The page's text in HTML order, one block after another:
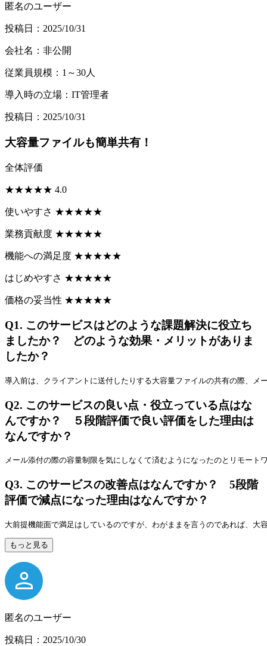
匿名のユーザー
投稿日：2025/10/31
会社名：非公開
従業員規模：1～30人
導入時の立場：IT管理者
投稿日：2025/10/31
大容量ファイルも簡単共有！
全体評価
★★★★★ 4.0
使いやすさ ★★★★★
業務貢献度 ★★★★★
機能への満足度 ★★★★★
はじめやすさ ★★★★★
価格の妥当性 ★★★★★
Q1. このサービスはどのような課題解決に役立ち
ましたか？ どのような効果・メリットがありま
したか？
導入前は、クライアントに送付したりする大容量ファイルの共有の際、
Q2. このサービスの良い点・役立っている点はな
んですか？ ５段階評価で良い評価をした理由は
なんですか？
メール添付の際の容量制限を気にしなくて済むようになったのとリモー
Q3. このサービスの改善点はなんですか？ 5段階
評価で減点になった理由はなんですか？
大前提機能面で満足はしているのですが、わがままを言うのであれば、
もっと見る
匿名のユーザー
投稿日：2025/10/30